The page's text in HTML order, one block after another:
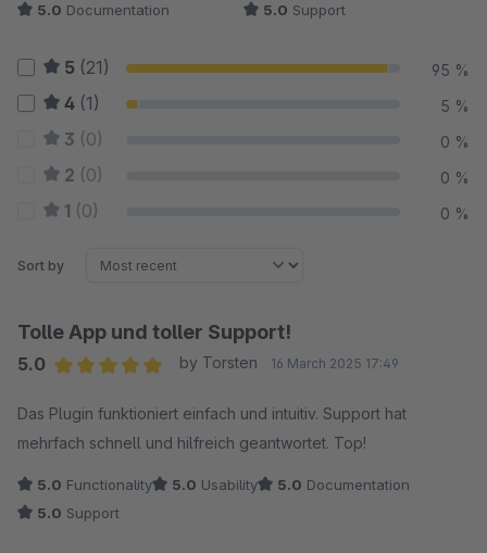
5.0 Documentation 5.0 Support
5 (21) 95 %
4 (1) 5 %
3 (0) 0 %
2 (0) 0 %
1 (0) 0 %
Sort by
Tolle App und toller Support!
5.0
by Torsten 16 March 2025 17:49
Das Plugin funktioniert einfach und intuitiv. Support hat
mehrfach schnell und hilfreich geantwortet. Top!
5.0 Functionality 5.0 Usability 5.0 Documentation
5.0 Support